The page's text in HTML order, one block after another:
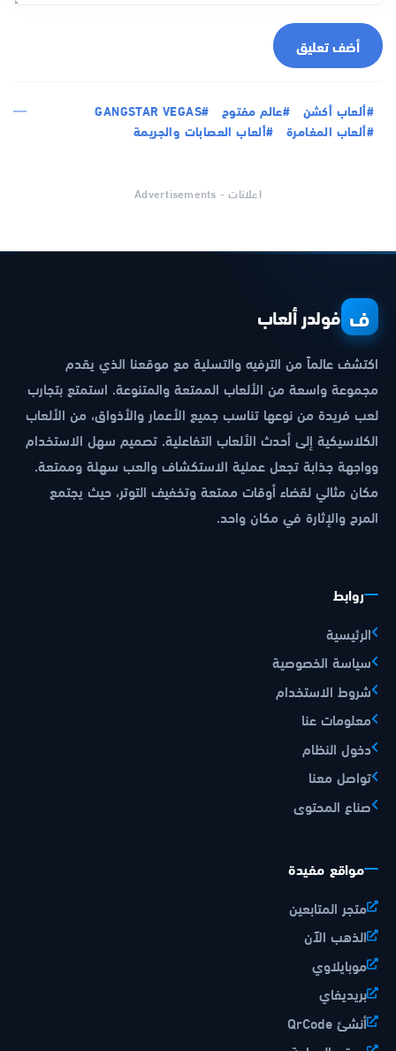
أضف تعليق
#ألعاب أكشن #عالم مفتوح
#GANGSTAR VEGAS
#ألعاب المغامرة
#ألعاب العصابات والجريمة
اعلانات - Advertisements
ف فولدر ألعاب
اكتشف عالماً من الترفيه والتسلية مع موقعنا الذي يقدم
مجموعة واسعة من الألعاب الممتعة والمتنوعة. استمتع بتجارب
لعب فريدة من نوعها تناسب جميع الأعمار والأذواق، من الألعاب
الكلاسيكية إلى أحدث الألعاب التفاعلية. تصميم سهل الاستخدام
وواجهة جذابة تجعل عملية الاستكشاف والعب سهلة وممتعة.
مكان مثالي لقضاء أوقات ممتعة وتخفيف التوتر، حيث يجتمع
المرح والإثارة في مكان واحد.
روابط
الرئيسية
سياسة الخصوصية
شروط الاستخدام
معلومات عنا
دخول النظام
تواصل معنا
صناع المحتوى
مواقع مفيدة
متجر المتابعين
الذهب الآن
موبايلاوي
بريديفاي
أنشئ QrCode